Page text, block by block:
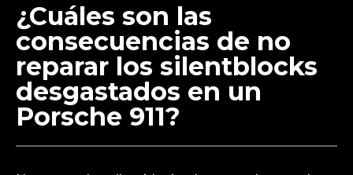
¿Cuáles son las
consecuencias de no
reparar los silentblocks
desgastados en un
Porsche 911?